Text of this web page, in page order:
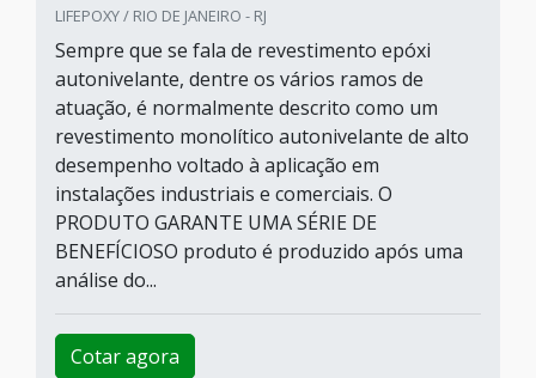
LIFEPOXY / RIO DE JANEIRO - RJ
Sempre que se fala de revestimento epóxi
autonivelante, dentre os vários ramos de
atuação, é normalmente descrito como um
revestimento monolítico autonivelante de alto
desempenho voltado à aplicação em
instalações industriais e comerciais. O
PRODUTO GARANTE UMA SÉRIE DE
BENEFÍCIOSO produto é produzido após uma
análise do...
Cotar agora